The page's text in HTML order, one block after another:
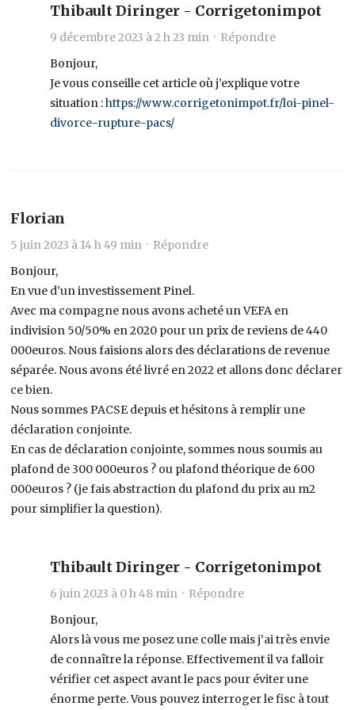
Thibault Diringer - Corrigetonimpot
9 décembre 2023 à 2 h 23 min · Répondre
Bonjour,
Je vous conseille cet article où j’explique votre
situation :https://www.corrigetonimpot.fr/loi-pinel-
divorce-rupture-pacs/
Florian
5 juin 2023 à 14 h 49 min · Répondre
Bonjour,
En vue d’un investissement Pinel.
Avec ma compagne nous avons acheté un VEFA en
indivision 50/50% en 2020 pour un prix de reviens de 440
000euros. Nous faisions alors des déclarations de revenue
séparée. Nous avons été livré en 2022 et allons donc déclarer
ce bien.
Nous sommes PACSE depuis et hésitons à remplir une
déclaration conjointe.
En cas de déclaration conjointe, sommes nous soumis au
plafond de 300 000euros ? ou plafond théorique de 600
000euros ? (je fais abstraction du plafond du prix au m2
pour simplifier la question).
Thibault Diringer - Corrigetonimpot
6 juin 2023 à 0 h 48 min · Répondre
Bonjour,
Alors là vous me posez une colle mais j’ai très envie
de connaître la réponse. Effectivement il va falloir
vérifier cet aspect avant le pacs pour éviter une
énorme perte. Vous pouvez interroger le fisc à tout